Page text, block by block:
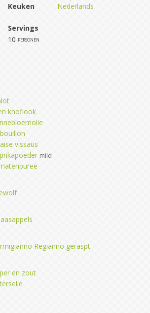
Keuken
Nederlands
Servings
10 personen
knoflook
vissaus
mild
Regianno geraspt
en zout